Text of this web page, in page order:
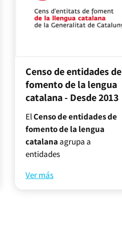
Censo de entidades de
fomento de la lengua
catalana - Desde 2013
ElCenso de entidades de
fomento de la lengua
catalana agrupa a
entidades
Ver más